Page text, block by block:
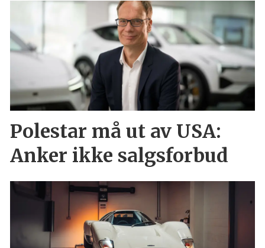
Polestar må ut av USA:
Anker ikke salgsforbud